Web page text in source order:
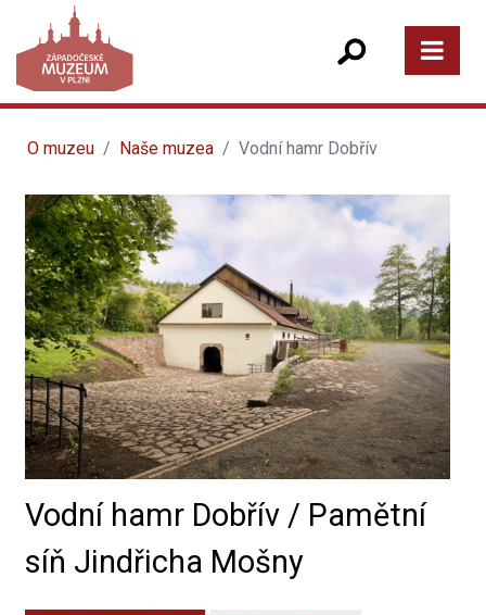
O muzeu Naše muzea Vodní hamr Dobřív
Vodní hamr Dobřív / Pamětní
síň Jindřicha Mošny